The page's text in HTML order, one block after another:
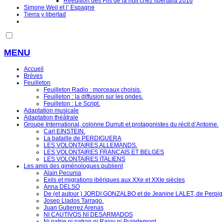
Simone Weil et l’ Espagne
Tierra y libertad
MENU
Accueil
Brèves
Feuilleton
Feuilleton Radio : morceaux choisis.
Feuilleton : la diffusion sur les ondes.
Feuilleton : Le Script.
Adaptation musicale
Adaptation théâtrale
Groupe International, colonne Durruti et protagonistes du récit d’Antoine.
Carl EINSTEIN.
La bataille de PERDIGUERA
LES VOLONTAIRES ALLEMANDS.
LES VOLONTAIRES FRANCAIS ET BELGES
LES VOLONTAIRES ITALIENS
Les amis des giménologues publient
Alain Pecunia
Exils et migrations ibériques aux XXe et XXIe siècles
Anna DELSO
De (et autour ) JORDI GONZALBO et de Jeanine LALET, de
Josep Llados Tarrago.
Juan Gutierrez Arenas
NI CAUTIVOS NI DESARMADOS